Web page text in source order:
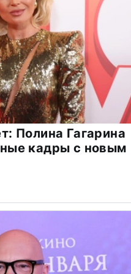
Полина Гагарина
кадры с новым